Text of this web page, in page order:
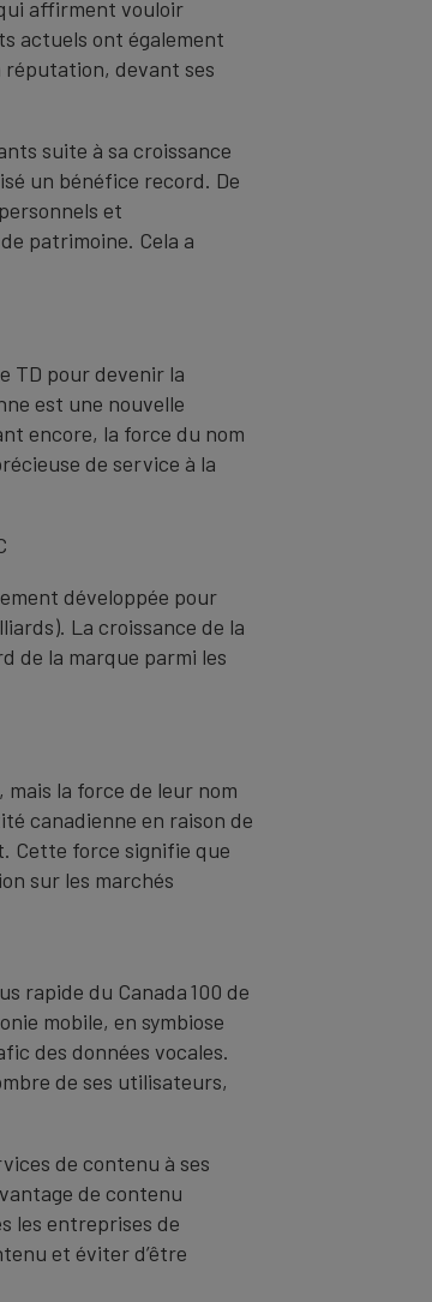
affirment vouloir
actuels ont également
réputation, devant ses
suite à sa croissance
un bénéfice record. De
et
patrimoine. Cela a
TD pour devenir la
est une nouvelle
encore, la force du nom
de service à la
développée pour
La croissance de la
de la marque parmi les
mais la force de leur nom
canadienne en raison de
Cette force signifie que
sur les marchés
rapide du Canada 100 de
mobile, en symbiose
des données vocales.
de ses utilisateurs,
de contenu à ses
de contenu
les entreprises de
et éviter d’être